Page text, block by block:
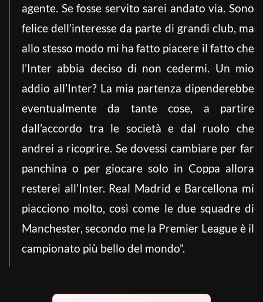
agente. Se fosse servito sarei andato via. Sono
felice dell’interesse da parte di grandi club, ma
allo stesso modo mi ha fatto piacere il fatto che
l’Inter abbia deciso di non cedermi. Un mio
addio all’Inter? La mia partenza dipenderebbe
eventualmente da tante cose, a partire
dall’accordo tra le società e dal ruolo che
andrei a ricoprire. Se dovessi cambiare per far
panchina o per giocare solo in Coppa allora
resterei all’Inter. Real Madrid e Barcellona mi
piacciono molto, così come le due squadre di
Manchester, secondo me la Premier League è il
campionato più bello del mondo”.